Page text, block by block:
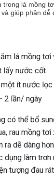
trong lá mồng
và giúp phân dễ
lá mồng tơi
lấy nước cốt
ít nước lọc
2 lần/ ngày
có thể bổ
rau mồng
ra dễ dàng
dụng làm
tượng đau